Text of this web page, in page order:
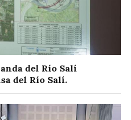
del Río Salí
del Río Salí.